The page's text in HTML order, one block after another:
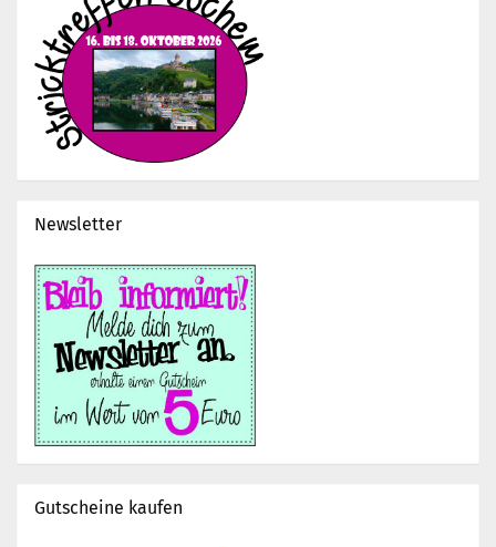
Newsletter
Gutscheine kaufen